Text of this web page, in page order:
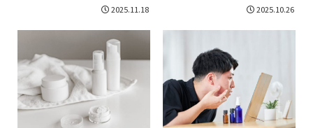
2025.11.18 2025.10.26